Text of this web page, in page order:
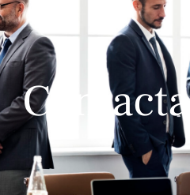
Contacta